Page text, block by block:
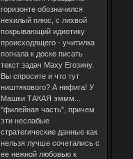
горизонте обозначился
нехилый плюс, с лихвой
покрывающий идиотику
происходящего - учитилка
погнала к доске писать
текст задач Маху Егозину.
Вы спросите и что тут
ништякового? А нифига! У
Машки ТАКАЯ эммм...
"филейная часть", причем
эти неслабые
стратегические данные как
нельзя лучше сочетались с
ее нежной любовью к